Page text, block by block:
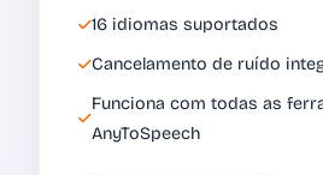
16 idiomas suportados
Cancelamento de ruído
Funciona com todas as
AnyToSpeech